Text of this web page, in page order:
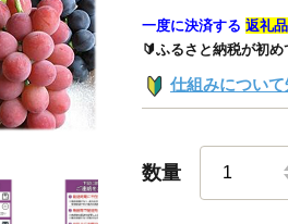
一度に決済する 返礼
🔰ふるさと納税が初
仕組みについて
数量